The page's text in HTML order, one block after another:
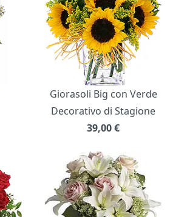
Giorasoli Big con Verde
Decorativo di Stagione
39,00€